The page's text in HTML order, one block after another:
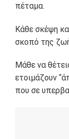
πέταμα.
Κάθε σκέψη
σκοπό της
Μάθε να
ετοιμάζουν
που σε